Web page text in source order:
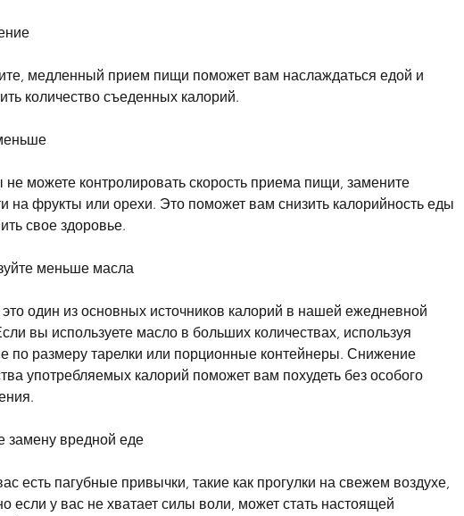
медленный прием пищи поможет вам наслаждаться едой и
количество съеденных калорий.
не можете контролировать скорость приема пищи, замените
на фрукты или орехи. Это поможет вам снизить калорийность еды
свое здоровье.
меньше масла
один из основных источников калорий в нашей ежедневной
вы используете масло в больших количествах, используя
по размеру тарелки или порционные контейнеры. Снижение
употребляемых калорий поможет вам похудеть без особого
замену вредной еде
есть пагубные привычки, такие как прогулки на свежем воздухе,
если у вас не хватает силы воли, может стать настоящей